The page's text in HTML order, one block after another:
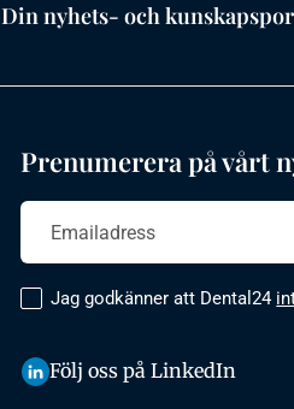
Din nyhets- och
Prenumerera på vårt
Jag godkänner att Dental24
Följ oss på LinkedIn